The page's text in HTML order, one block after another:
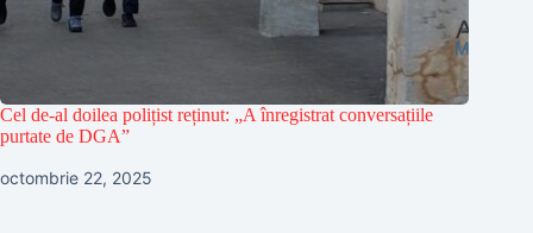
Cel de-al doilea polițist reținut: „A înregistrat conversațiile
purtate de DGA”
octombrie 22, 2025